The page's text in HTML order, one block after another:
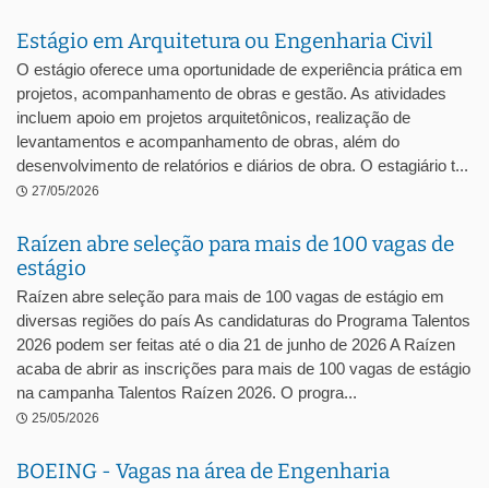
Estágio em Arquitetura ou Engenharia Civil
O estágio oferece uma oportunidade de experiência prática em
projetos, acompanhamento de obras e gestão. As atividades
incluem apoio em projetos arquitetônicos, realização de
levantamentos e acompanhamento de obras, além do
desenvolvimento de relatórios e diários de obra. O estagiário t...
27/05/2026
Raízen abre seleção para mais de 100 vagas de
estágio
Raízen abre seleção para mais de 100 vagas de estágio em
diversas regiões do país As candidaturas do Programa Talentos
2026 podem ser feitas até o dia 21 de junho de 2026 A Raízen
acaba de abrir as inscrições para mais de 100 vagas de estágio
na campanha Talentos Raízen 2026. O progra...
25/05/2026
BOEING - Vagas na área de Engenharia